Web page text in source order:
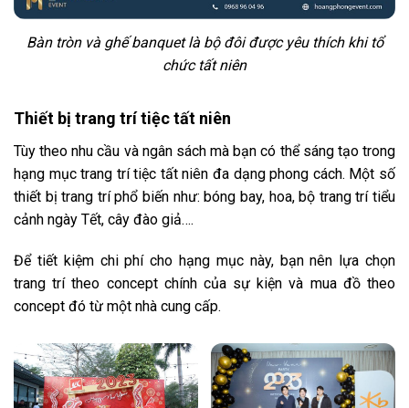
Bàn tròn và ghế banquet là bộ đôi được yêu thích khi tổ
chức tất niên
Thiết bị trang trí tiệc tất niên
Tùy theo nhu cầu và ngân sách mà bạn có thể sáng tạo trong
hạng mục trang trí tiệc tất niên đa dạng phong cách. Một số
thiết bị trang trí phổ biến như: bóng bay, hoa, bộ trang trí tiểu
cảnh ngày Tết, cây đào giả….
Để tiết kiệm chi phí cho hạng mục này, bạn nên lựa chọn
trang trí theo concept chính của sự kiện và mua đồ theo
concept đó từ một nhà cung cấp.